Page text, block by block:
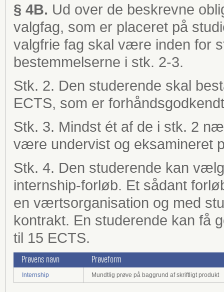
§ 4B. Ud over de beskrevne
valgfag, som er placeret på
valgfrie fag skal være inden for
bestemmelserne i stk. 2-3.
Stk. 2. Den studerende skal
ECTS, som er
Stk. 3. Mindst ét af de i stk. 2
være undervist og eksamineret
Stk. 4. Den studerende kan
internship-forløb. Et sådant
en værtsorganisation og med
kontrakt. En studerende kan få
til 15 ECTS.
Prøvens navn Prøveform
Internship Mundtlig prøve på baggrund af skriftligt produkt